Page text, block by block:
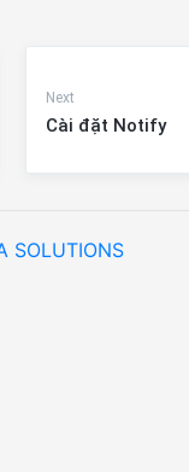
Next
Cài đặt Notify
SOLUTIONS